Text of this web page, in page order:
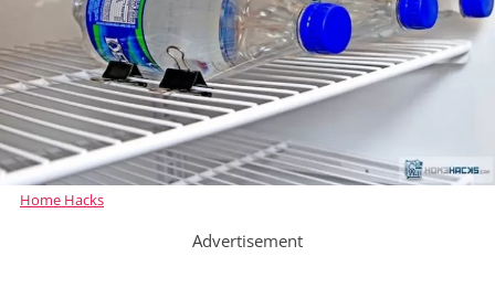
Home Hacks
Advertisement